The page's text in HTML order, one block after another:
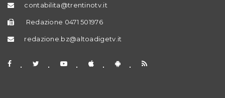
contabilita@trentinotv.it
Redazione 0471 501976
redazione.bz@altoadigetv.it